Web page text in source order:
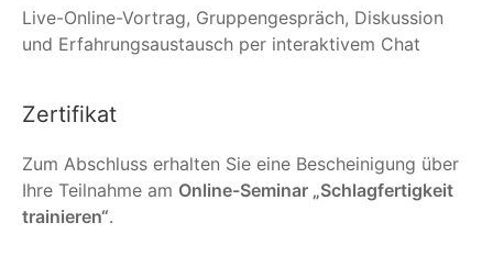
Live-Online-Vortrag, Gruppengespräch, Diskussion
und Erfahrungsaustausch per interaktivem Chat
Zertifikat
Zum Abschluss erhalten Sie eine Bescheinigung über
Ihre Teilnahme am Online-Seminar „Schlagfertigkeit
trainieren“.